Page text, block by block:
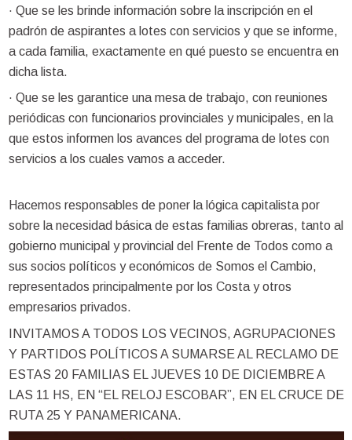
· Que se les brinde información sobre la inscripción en el
padrón de aspirantes a lotes con servicios y que se informe,
a cada familia, exactamente en qué puesto se encuentra en
dicha lista.
· Que se les garantice una mesa de trabajo, con reuniones
periódicas con funcionarios provinciales y municipales, en la
que estos informen los avances del programa de lotes con
servicios a los cuales vamos a acceder.
Hacemos responsables de poner la lógica capitalista por
sobre la necesidad básica de estas familias obreras, tanto al
gobierno municipal y provincial del Frente de Todos como a
sus socios políticos y económicos de Somos el Cambio,
representados principalmente por los Costa y otros
empresarios privados.
INVITAMOS A TODOS LOS VECINOS, AGRUPACIONES
Y PARTIDOS POLÍTICOS A SUMARSE AL RECLAMO DE
ESTAS 20 FAMILIAS EL JUEVES 10 DE DICIEMBRE A
LAS 11 HS, EN “EL RELOJ ESCOBAR”, EN EL CRUCE DE
RUTA 25 Y PANAMERICANA.